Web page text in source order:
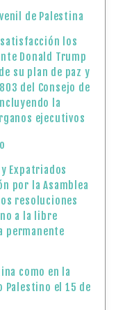
de Palestina
los
Donald Trump
su plan de paz y
del Consejo de
la
ejecutivos
Expatriados
por la Asamblea
resoluciones
a la libre
permanente
como en la
Palestino el 15 de